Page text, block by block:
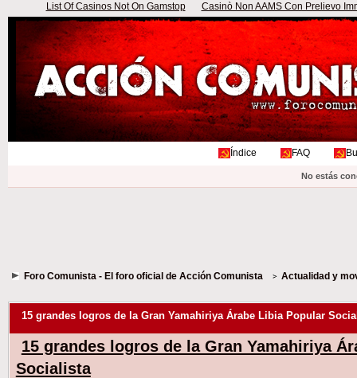
List Of Casinos Not On Gamstop Casinò Non AAMS Con Prelievo
Índice FAQ
No estás
Foro Comunista - El foro oficial de Acción Comunista Actualidad y
15 grandes logros de la Gran Yamahiriya Árabe Libia Popular
15 grandes logros de la Gran Yamahiriya
Socialista